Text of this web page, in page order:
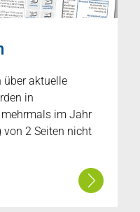
über aktuelle
in
im Jahr
von 2 Seiten nicht